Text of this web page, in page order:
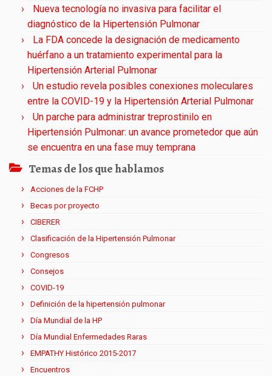
Nueva tecnología no invasiva para facilitar el
diagnóstico de la Hipertensión Pulmonar
La FDA concede la designación de medicamento
huérfano a un tratamiento experimental para la
Hipertensión Arterial Pulmonar
Un estudio revela posibles conexiones moleculares
entre la COVID-19 y la Hipertensión Arterial Pulmonar
Un parche para administrar treprostinilo en
Hipertensión Pulmonar: un avance prometedor que aún
se encuentra en una fase muy temprana
Temas de los que hablamos
Acciones de la FCHP
Becas por proyecto
CIBERER
Clasificación de la Hipertensión Pulmonar
Congresos
Consejos
COVID-19
Definición de la hipertensión pulmonar
Día Mundial de la HP
Día Mundial Enfermedades Raras
EMPATHY Histórico 2015-2017
Encuentros